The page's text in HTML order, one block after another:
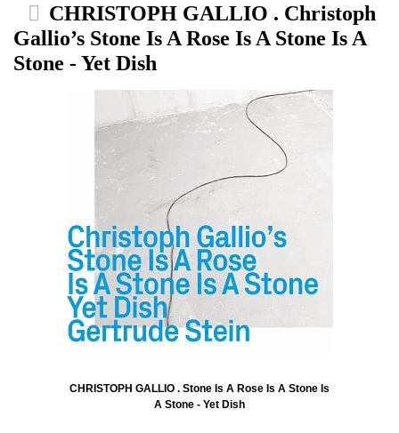
CHRISTOPH GALLIO . Christoph
Gallio’s Stone Is A Rose Is A Stone Is A
Stone - Yet Dish
CHRISTOPH GALLIO . Stone Is A Rose Is A Stone Is
A Stone - Yet Dish